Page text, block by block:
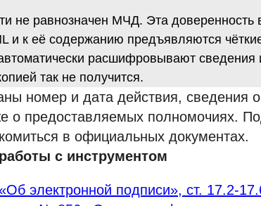
не равнозначен МЧД. Эта доверенность
и к её содержанию предъявляются
расшифровывают сведения
так не получится.
номер и дата действия, сведения
о предоставляемых полномочиях.
в официальных документах.
с инструментом
электронной подписи», ст. 17.2-